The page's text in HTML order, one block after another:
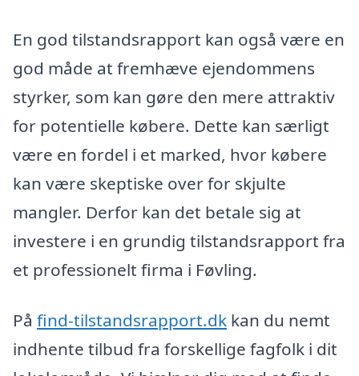
En god tilstandsrapport kan også være en
god måde at fremhæve ejendommens
styrker, som kan gøre den mere attraktiv
for potentielle købere. Dette kan særligt
være en fordel i et marked, hvor købere
kan være skeptiske over for skjulte
mangler. Derfor kan det betale sig at
investere i en grundig tilstandsrapport fra
et professionelt firma i Føvling.
På find-tilstandsrapport.dk kan du nemt
indhente tilbud fra forskellige fagfolk i dit